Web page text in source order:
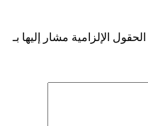
الحقول الإلزامية مشار إليها بـ